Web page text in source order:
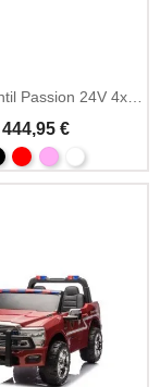
Buggy infantil Passion 24V 4x4 biplace 4 motores
444,95 €